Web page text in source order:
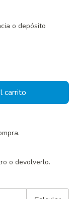
o depósito
o devolverlo.